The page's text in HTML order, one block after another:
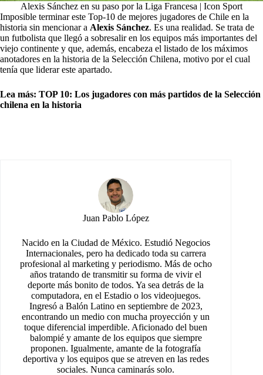
Alexis Sánchez en su paso por la Liga Francesa | Icon Sport
Imposible terminar este Top-10 de mejores jugadores de Chile en la
historia sin mencionar a Alexis Sánchez. Es una realidad. Se trata de
un futbolista que llegó a sobresalir en los equipos más importantes del
viejo continente y que, además, encabeza el listado de los máximos
anotadores en la historia de la Selección Chilena, motivo por el cual
tenía que liderar este apartado.
Lea más: TOP 10: Los jugadores con más partidos de la Selección
chilena en la historia
Juan Pablo López
Nacido en la Ciudad de México. Estudió Negocios
Internacionales, pero ha dedicado toda su carrera
profesional al marketing y periodismo. Más de ocho
años tratando de transmitir su forma de vivir el
deporte más bonito de todos. Ya sea detrás de la
computadora, en el Estadio o los videojuegos.
Ingresó a Balón Latino en septiembre de 2023,
encontrando un medio con mucha proyección y un
toque diferencial imperdible. Aficionado del buen
balompié y amante de los equipos que siempre
proponen. Igualmente, amante de la fotografía
deportiva y los equipos que se atreven en las redes
sociales. Nunca caminarás solo.